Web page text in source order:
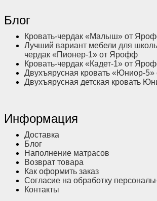
Блог
Кровать-чердак «Малыш» от
Лучший вариант мебели для
чердак «Пионер-1» от Ярофф
Кровать-чердак «Кадет-1» от
Двухъярусная кровать «Юниор-
Двухъярусная детская кровать
Информация
Доставка
Блог
Наполнение матрасов
Возврат товара
Как оформить заказ
Согласие на обработку
Контакты